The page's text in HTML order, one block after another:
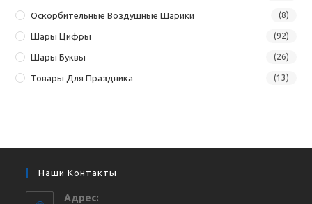
Оскорбительные Воздушные Шарики (8)
Шары Цифры (92)
Шары Буквы (26)
Товары Для Праздника (13)
Наши Контакты
Адрес: